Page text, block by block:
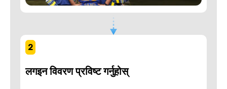
2
लगइन विवरण प्रविष्ट गर्नुहोस्